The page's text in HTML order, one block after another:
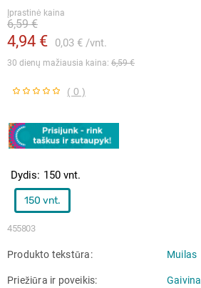
Įprastinė kaina
4,94 € 0,03 € vnt.
6,59 €
30 dienų mažiausia kaina: 6,59 €
( 0 )
455803
Dydis 150 vnt.
150 vnt.
Produkto tekstūra Muilas
Priežiūra ir poveikis Gaivina